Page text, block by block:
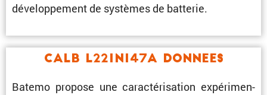
dévelop­pe­ment de systèmes de batterie.
CALB L221N147A Donnees
Batemo propose une carac­té­ri­sa­tion expéri­men­